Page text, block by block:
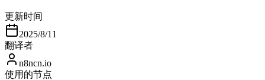
更新时间
2025/8/11
翻译者
n8ncn.io
使用的节点